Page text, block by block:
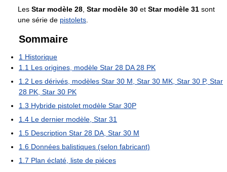
Les Star modèle 28 Star modèle 30 et Star modèle 31 sont
une série de pistolets
Sommaire
1 Historique
1.1 Les origines, modèle Star 28 DA 28 PK
1.2 Les dérivés, modèles Star 30 M, Star 30 MK, Star 30 P, Star
28 PK, Star 30 PK
1.3 Hybride pistolet modèle Star 30P
1.4 Le dernier modèle, Star 31
1.5 Description Star 28 DA, Star 30 M
1.6 Données balistiques (selon fabricant)
1.7 Plan éclaté, liste de piéces